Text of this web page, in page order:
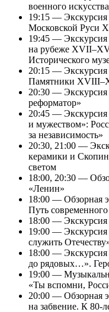
военного
19:15 —
Московской Руси
19:45 — Экскурсия
на рубеже
Исторического
20:15 —
Памятники
20:30 —
реформатор»
20:45 —
и мужеством»:
за независимость»
20:30, 21:00 —
керамики и
светом
18:00, 20:30 —
«Ленин»
18:00 — Обзорная
Путь современного
18:00 —
19:00 — Экскурсия
служить
18:00 —
до рядовых…».
19:00 —
«Ты вспомни,
20:00 — Обзорная
на забвение. К 80-